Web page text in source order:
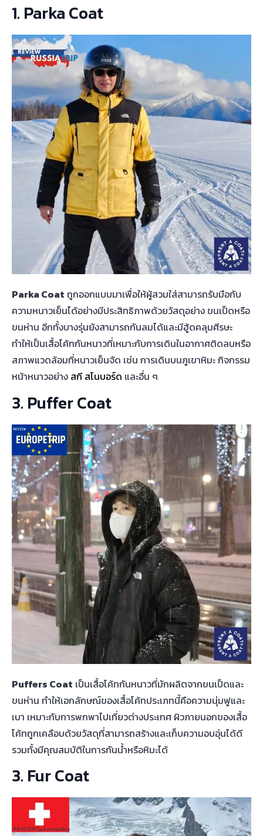
1. Parka Coat
Parka Coat ถูกออกแบบมาเพื่อให้ผู้สวมใส่สามารถรับมือกับ
ความหนาวเย็นได้อย่างมีประสิทธิภาพด้วยวัสดุอย่าง ขนเป็ดหรือ
ขนห่าน อีกทั้งบางรุ่นยังสามารถกันลมได้และมีฮู้ดคลุมศีรษะ
ทำให้เป็นเสื้อโค้ทกันหนาวที่เหมาะกับการเดินในอากาศติดลบหรือ
สภาพแวดล้อมที่หนาวเย็นจัด เช่น การเดินบนภูเขาหิมะ กิจกรรม
หน้าหนาวอย่าง สกี สโนบอร์ด และอื่น ๆ
3. Puffer Coat
Puffers Coat เป็นเสื้อโค้ทกันหนาวที่มักผลิตจากขนเป็ดและ
ขนห่าน ทำให้เอกลักษณ์ของเสื้อโค้ทประเภทนี้คือความนุ่มฟูและ
เบา เหมาะกับการพกพาไปเที่ยวต่างประเทศ ผิวภายนอกของเสื้อ
โค้ทถูกเคลือบด้วยวัสดุที่สามารถสร้างและเก็บความอบอุ่นได้ดี
รวมทั้งมีคุณสมบัติในการกันน้ำหรือหิมะได้
3. Fur Coat